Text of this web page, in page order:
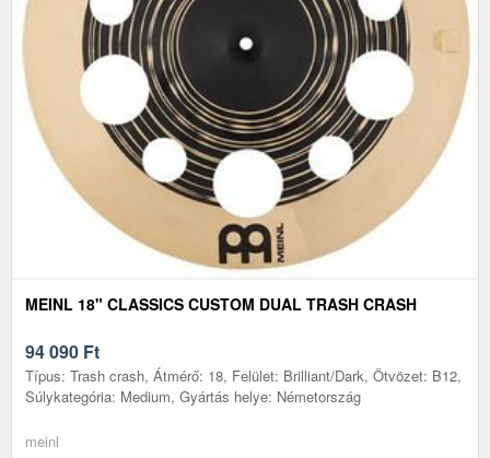
MEINL 18" CLASSICS CUSTOM DUAL TRASH CRASH
94 090 Ft
Típus: Trash crash, Átmérő: 18, Felület: Brilliant/Dark, Ötvözet: B12,
Súlykategória: Medium, Gyártás helye: Németország
meinl